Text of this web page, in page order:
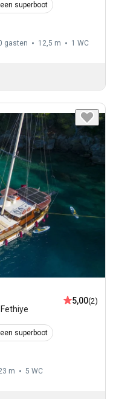
superboot
gasten 12,5 m 1 WC
Fethiye
5,00(2)
superboot
m 5 WC